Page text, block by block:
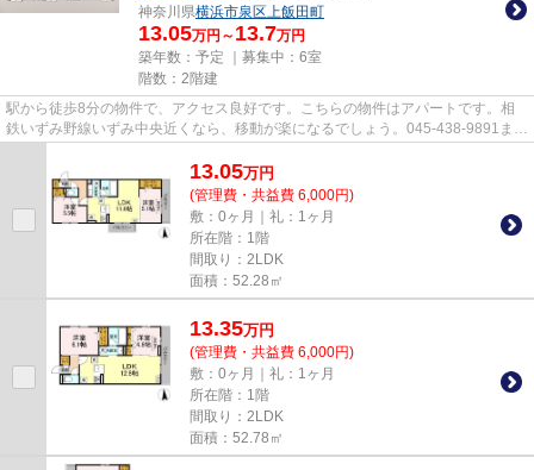
神奈川県横浜市泉区上飯田町
13.05万円～ 13.7万円
築年数：予定 ｜募集中： 6室
階数：2階建
駅から徒歩8分の物件で、アクセス良好です。こちらの物件はアパートです。相
鉄いずみ野線いずみ中央近くなら、移動が楽になるでしょう。045-438-9891また
13.05万円
(管理費・共益費 6,000円)
敷：0ヶ月｜礼：1ヶ月
所在階：1階
間取り：2LDK
面積：52.28㎡
13.35万円
(管理費・共益費 6,000円)
敷：0ヶ月｜礼：1ヶ月
所在階：1階
間取り：2LDK
面積：52.78㎡